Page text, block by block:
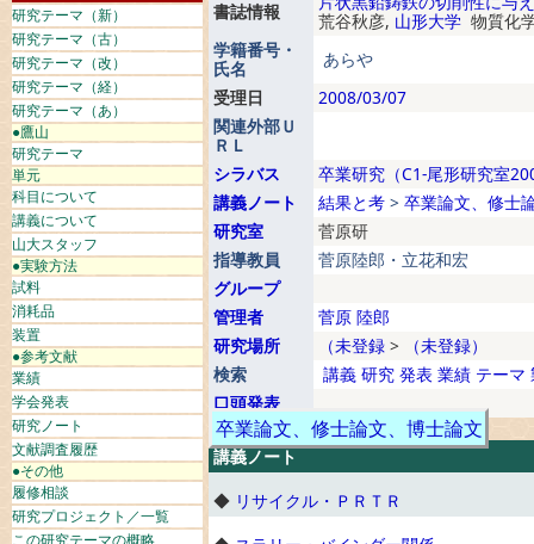
研究テーマ（新）
研究テーマ（古）
研究テーマ（改）
研究テーマ（経）
研究テーマ（あ）
●鷹山
研究テーマ
単元
科目について
講義について
山大スタッフ
●実験方法
試料
消耗品
装置
●参考文献
業績
学会発表
研究ノート
文献調査履歴
●その他
履修相談
研究プロジェクト／一覧
この研究テーマの概略
書誌情報
荒谷秋彦, 山形大学 物質化
学籍番号・
氏名
あらや
受理日
2008/03/07
関連外部Ｕ
ＲＬ
シラバス
卒業研究（C1-尾形研究室
講義ノート
結果と考 > 卒業論文、修士
研究室
菅原研
指導教員
菅原陸郎・立花和宏
グループ
管理者
菅原 陸郎
研究場所
（未登録 >
（未登録）
検索
講義 研究 発表 業績 テーマ
口頭発表
卒業論文、修士論文、博士論文
講義ノート
◆ リサイクル・ＰＲＴＲ